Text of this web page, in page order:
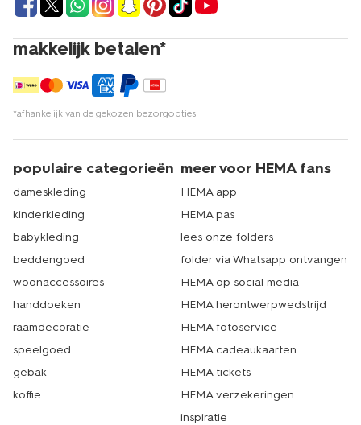
aankoop doen? Dat kan natuurlijk ook. HEMA heeft
meer dan 500 winkels in Nederland. Er zit dus altijd een
HEMA-winkel bij jou in de buurt waar je je roze
makkelijk betalen*
*afhankelijk van de gekozen bezorgopties
populaire categorieën
dameskleding
kinderkleding
babykleding
beddengoed
woonaccessoires
handdoeken
raamdecoratie
speelgoed
gebak
koffie
meer voor HEMA fans
HEMA app
HEMA pas
lees onze folders
folder via Whatsapp ontvangen
HEMA op social media
HEMA herontwerpwedstrijd
HEMA fotoservice
HEMA cadeaukaarten
HEMA tickets
HEMA verzekeringen
inspiratie